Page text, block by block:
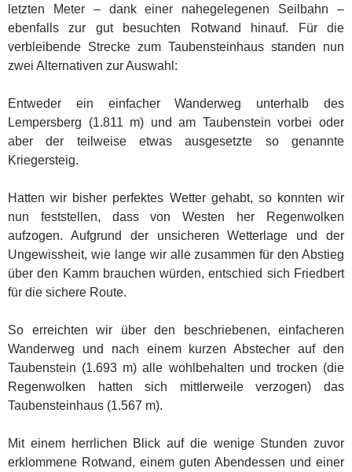
letzten Meter – dank einer nahegelegenen Seilbahn –
ebenfalls zur gut besuchten Rotwand hinauf. Für die
verbleibende Strecke zum Taubensteinhaus standen nun
zwei Alternativen zur Auswahl:
Entweder ein einfacher Wanderweg unterhalb des
Lempersberg (1.811 m) und am Taubenstein vorbei oder
aber der teilweise etwas ausgesetzte so genannte
Kriegersteig.
Hatten wir bisher perfektes Wetter gehabt, so konnten wir
nun feststellen, dass von Westen her Regenwolken
aufzogen. Aufgrund der unsicheren Wetterlage und der
Ungewissheit, wie lange wir alle zusammen für den Abstieg
über den Kamm brauchen würden, entschied sich Friedbert
für die sichere Route.
So erreichten wir über den beschriebenen, einfacheren
Wanderweg und nach einem kurzen Abstecher auf den
Taubenstein (1.693 m) alle wohlbehalten und trocken (die
Regenwolken hatten sich mittlerweile verzogen) das
Taubensteinhaus (1.567 m).
Mit einem herrlichen Blick auf die wenige Stunden zuvor
erklommene Rotwand, einem guten Abendessen und einer